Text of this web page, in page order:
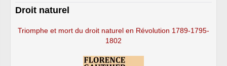
Droit naturel
Triomphe et mort du droit naturel en Révolution 1789-1795-
1802